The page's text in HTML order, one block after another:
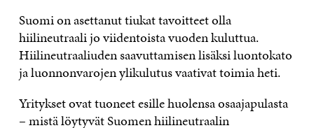
Suomi on asettanut tiukat tavoitteet olla
hiilineutraali jo viidentoista vuoden kuluttua.
Hiilineutraaliuden saavuttamisen lisäksi luontokato
ja luonnonvarojen ylikulutus vaativat toimia heti.
Yritykset ovat tuoneet esille huolensa osaajapulasta
– mistä löytyvät Suomen hiilineutraalin